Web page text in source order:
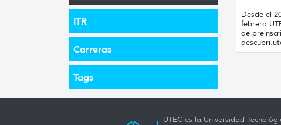
ITR
Carreras
Tags
Desde el
febrero
de
UTEC es la Universidad